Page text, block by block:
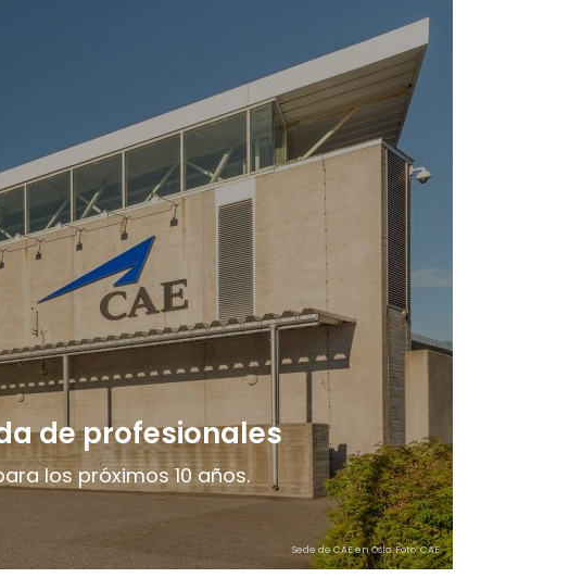
de profesionales
los próximos 10 años.
Sede de CAE en Oslo. Foto: CAE.